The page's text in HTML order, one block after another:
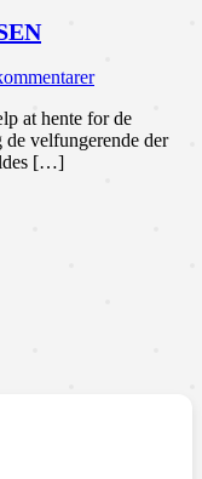
at hente for de
de velfungerende der
[…]